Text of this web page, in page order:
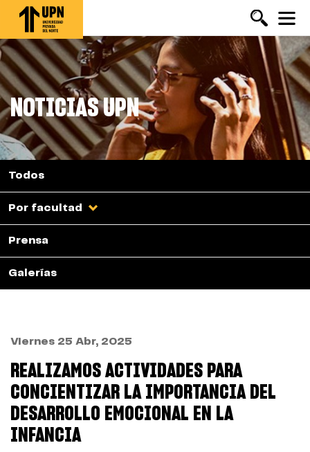
Pasar
contenido
principal
NOTICIAS UPN
Todos
Por facultad
Prensa
Galerías
Viernes 25 Abr, 2025
REALIZAMOS ACTIVIDADES PARA
CONCIENTIZAR LA IMPORTANCIA DEL
DESARROLLO EMOCIONAL EN LA
INFANCIA